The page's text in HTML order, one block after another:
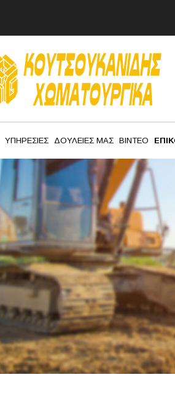
ΥΠΗΡΕΣΙΕΣ ΔΟΥΛΕΙΕΣ ΜΑΣ ΒΙΝΤΕΟ